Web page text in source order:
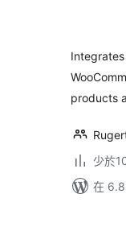
products
少於
在